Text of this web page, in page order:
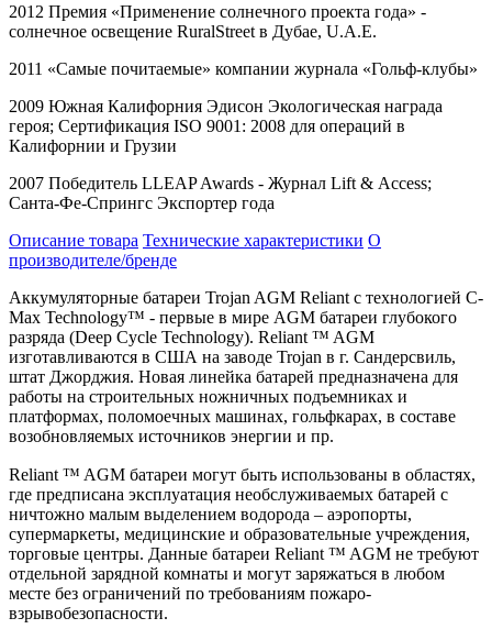
2012 Премия «Применение солнечного проекта года» -
солнечное освещение RuralStreet в Дубае, U.A.E.
2011 «Самые почитаемые» компании журнала «Гольф-клубы»
2009 Южная Калифорния Эдисон Экологическая награда
героя; Сертификация ISO 9001: 2008 для операций в
Калифорнии и Грузии
2007 Победитель LLEAP Awards - Журнал Lift & Access;
Санта-Фе-Спрингс Экспортер года
Описание товара Технические характеристики О
производителе/бренде
Аккумуляторные батареи Trojan AGM Reliant с технологией C-
Max Technology™ - первые в мире AGM батареи глубокого
разряда (Deep Cycle Technology). Reliant ™ AGM
изготавливаются в США на заводе Trojan в г. Сандерсвиль,
штат Джорджия. Новая линейка батарей предназначена для
работы на строительных ножничных подъемниках и
платформах, поломоечных машинах, гольфкарах, в составе
возобновляемых источников энергии и пр.
Reliant ™ AGM батареи могут быть использованы в областях,
где предписана эксплуатация необслуживаемых батарей с
ничтожно малым выделением водорода – аэропорты,
супермаркеты, медицинские и образовательные учреждения,
торговые центры. Данные батареи Reliant ™ AGM не требуют
отдельной зарядной комнаты и могут заряжаться в любом
месте без ограничений по требованиям пожаро-
взрывобезопасности.